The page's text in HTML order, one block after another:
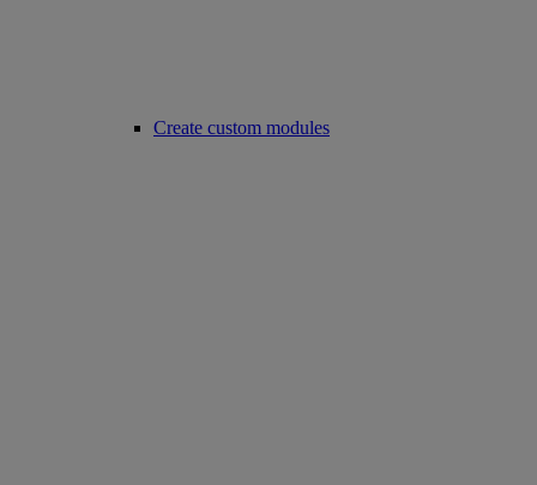
Create custom modules